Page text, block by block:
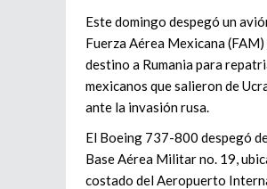
Este domingo despegó un
Fuerza Aérea Mexicana (FAM)
destino a Rumania para
mexicanos que salieron de
ante la invasión rusa.
El Boeing 737-800 despegó
Base Aérea Militar no. 19,
costado del Aeropuerto